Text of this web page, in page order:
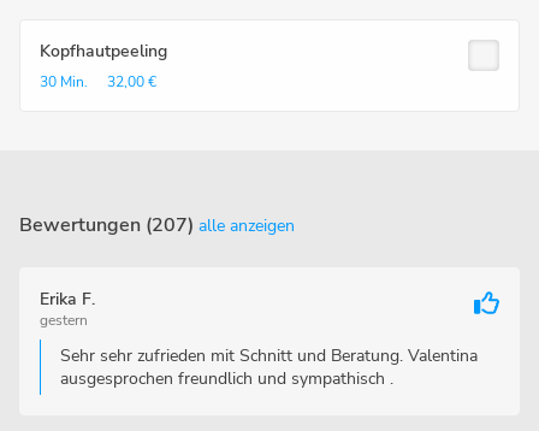
Kopfhautpeeling
30 Min. 32,00 €
Bewertungen (207) alle anzeigen
Erika F.
gestern
Sehr sehr zufrieden mit Schnitt und Beratung. Valentina
ausgesprochen freundlich und sympathisch .